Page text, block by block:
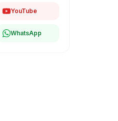
YouTube
WhatsApp